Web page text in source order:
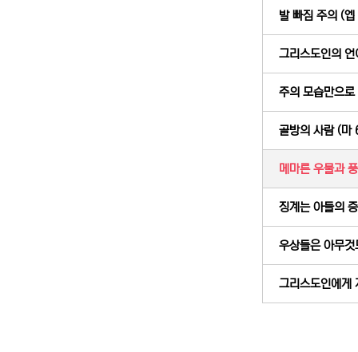
발 빠짐 주의 (
그리스도인의
주의 모습만으
골방의 사람 (마
메마른 우물과
징계는 아들의
우상들은 아무
그리스도인에